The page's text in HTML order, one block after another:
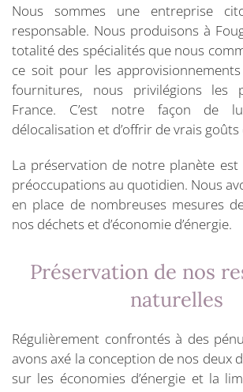
Nous sommes une entreprise
responsable. Nous produisons à
totalité des spécialités que nous
ce soit pour les
fournitures, nous privilégions les
France. C’est notre façon de
délocalisation et d’offrir de vrais
La préservation de notre planète
préoccupations au quotidien. Nous
en place de nombreuses mesures
nos déchets et d’économie d’énergie.
Préservation de nos
naturelles
Régulièrement confrontés à des
avons axé la conception de nos deux
sur les économies d’énergie et la